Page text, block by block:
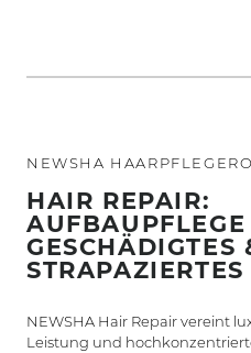
NEWSHA
HAIR REPAIR:
AUFBAUPFLEGE
GESCHÄDIGTES
NEWSHA Hair Repair vereint
Leistung und